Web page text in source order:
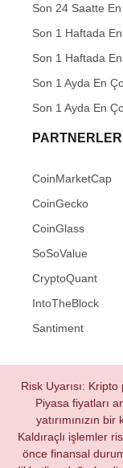
Son 24 Saatte
Son 1 Haftada
Son 1 Haftada
Son 1 Ayda En
Son 1 Ayda En
CoinMarketCap
CoinGecko
CoinGlass
SoSoValue
CryptoQuant
IntoTheBlock
Santiment
Risk Uyarısı:
Piyasa fiyatları
yatırımınızın
Kaldıraçlı işlemler
önce finansal